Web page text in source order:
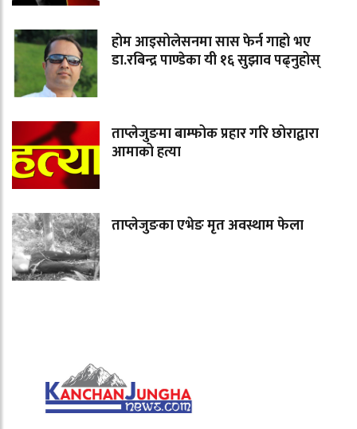
होम आइसोलेसनमा सास फेर्न गाह्रो भए
डा.रबिन्द्र पाण्डेका यी १६ सुझाव पढ्नुहोस्
ताप्लेजुङमा बाम्फोक प्रहार गरि छोराद्वारा
आमाको हत्या
ताप्लेजुङका एभेङ मृत अवस्थाम फेला